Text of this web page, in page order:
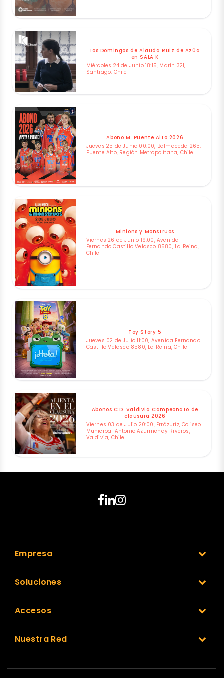
Los Domingos de Alauda Ruiz de Azúa
en SALA K
Miércoles 24 de Junio 18:15, Marín 321,
Santiago, Chile
Abono M. Puente Alto 2026
Jueves 25 de Junio 00:00, Balmaceda 265,
Puente Alto, Región Metropolitana, Chile
Minions y Monstruos
Viernes 26 de Junio 19:00, Avenida
Fernando Castillo Velasco 8580, La Reina,
Chile
Toy Story 5
Jueves 02 de Julio 11:00, Avenida Fernando
Castillo Velasco 8580, La Reina, Chile
Abonos C.D. Valdivia Campeonato de
clausura 2026
Viernes 03 de Julio 20:00, Errázuriz, Coliseo
Municipal Antonio Azurmendy Riveros,
Valdivia, Chile
Empresa
Soluciones
Accesos
Nuestra Red